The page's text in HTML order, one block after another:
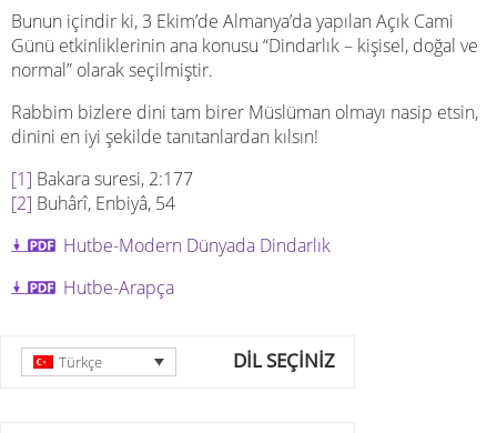
Bunun içindir ki, 3 Ekim’de Almanya’da yapılan Açık Cami
Günü etkinliklerinin ana konusu “Dindarlık – kişisel, doğal ve
normal” olarak seçilmiştir.
Rabbim bizlere dini tam birer Müslüman olmayı nasip etsin,
dinini en iyi şekilde tanıtanlardan kılsın!
[1] Bakara suresi, 2:177
[2] Buhârî, Enbiyâ, 54
Hutbe-Modern Dünyada Dindarlık
Hutbe-Arapça
DİL SEÇİNİZ
Türkçe